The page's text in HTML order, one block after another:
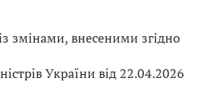
змінами, внесеними згідно
України від 22.04.2026